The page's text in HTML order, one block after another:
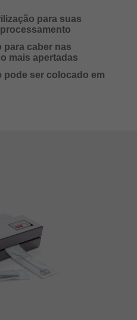
para suas
para caber nas
mais apertadas
pode ser colocado em